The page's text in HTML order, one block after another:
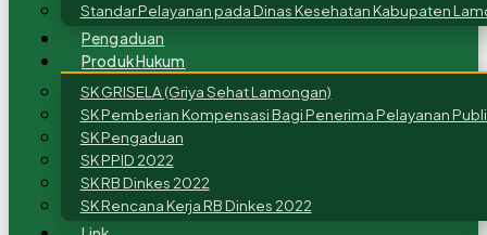
Standar Pelayanan pada Dinas Kesehatan Kabupaten
Pengaduan
Produk Hukum
SK GRISELA (Griya Sehat Lamongan)
SK Pemberian Kompensasi Bagi Penerima Pelayanan
SK Pengaduan
SK PPID 2022
SK RB Dinkes 2022
SK Rencana Kerja RB Dinkes 2022